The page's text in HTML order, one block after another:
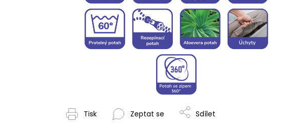
Tisk Zeptat se Sdílet